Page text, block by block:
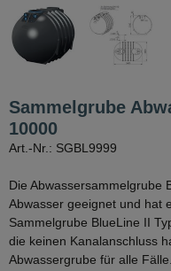
Sammelgrube
10000
Art.-Nr.: SGBL9999
Die Abwassersammelgrube
Abwasser geeignet und hat
Sammelgrube BlueLine II
die keinen Kanalanschluss
Abwassergrube für alle Fälle.